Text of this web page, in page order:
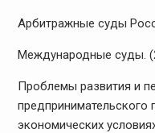
Арбитражные суды
Международные суды.
Проблемы развития и
предпринимательского
экономических